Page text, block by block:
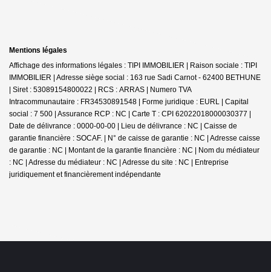
Mentions légales
Affichage des informations légales : TIPI IMMOBILIER | Raison sociale : TIPI
IMMOBILIER | Adresse siège social : 163 rue Sadi Carnot - 62400 BETHUNE
| Siret : 53089154800022 | RCS : ARRAS | Numero TVA
Intracommunautaire : FR34530891548 | Forme juridique : EURL | Capital
social : 7 500 | Assurance RCP : NC | Carte T : CPI 62022018000030377 |
Date de délivrance : 0000-00-00 | Lieu de délivrance : NC | Caisse de
garantie financière : SOCAF. | N° de caisse de garantie : NC | Adresse caisse
de garantie : NC | Montant de la garantie financière : NC | Nom du médiateur
: NC | Adresse du médiateur : NC | Adresse du site : NC | Entreprise
juridiquement et financièrement indépendante